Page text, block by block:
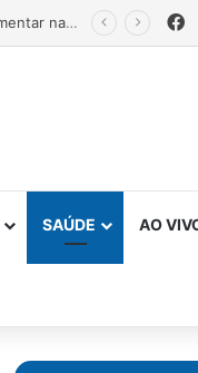
Estado fortalece creches comunitárias com equipamentos para ampliar a segurança alimentar na primeira infância
SAÚDE AO